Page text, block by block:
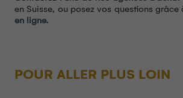
en Suisse, ou posez vos questions grâce
en ligne.
POUR ALLER PLUS LOIN